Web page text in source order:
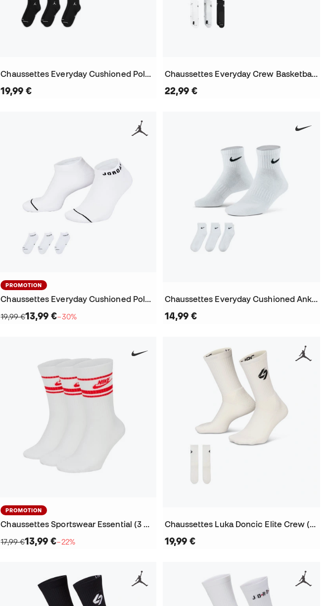
Chaussettes Everyday Cushioned Poly Ankle (3 Paires)
19,99 €
Chaussettes Everyday Crew Basketball (3 Pairs
22,99 €
PROMOTION
Chaussettes Everyday Cushioned Poly No-show (3 Pairs)
19,99 €13,99 €−30%
Chaussettes Everyday Cushioned Ankle (3 Paires)
14,99 €
PROMOTION
Chaussettes Sportswear Essential (3 Paires)
17,99 €13,99 €−22%
Chaussettes Luka Doncic Elite Crew (1 Par)
19,99 €